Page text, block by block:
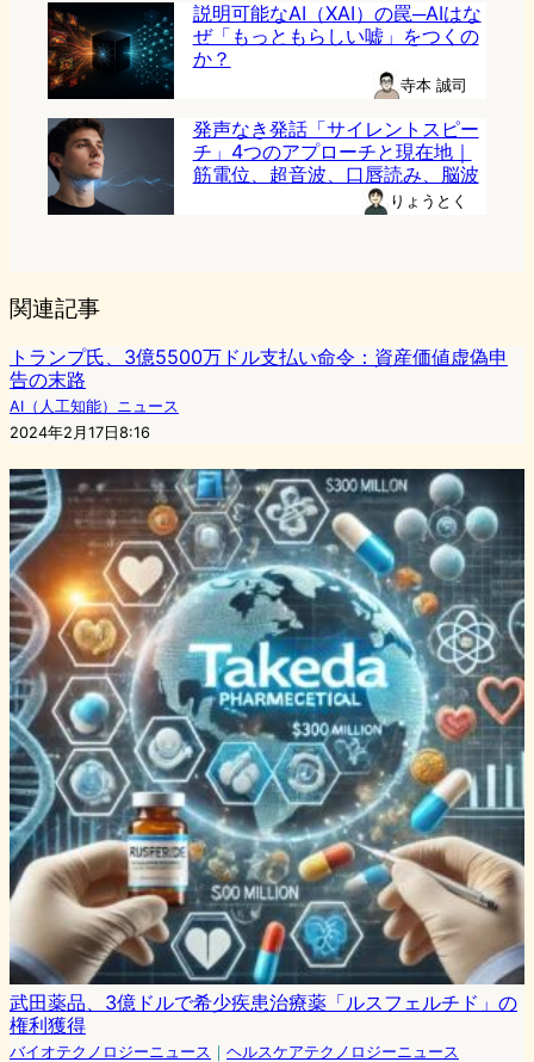
説明可能なAI（XAI）の罠─AIはな
ぜ「もっともらしい嘘」をつくの
か？
寺本 誠司
発声なき発話「サイレントスピー
チ」4つのアプローチと現在地｜
筋電位、超音波、口唇読み、脳波
りょうとく
関連記事
トランプ氏、3億5500万ドル支払い命令：資産価値虚偽申
告の末路
AI（人工知能）ニュース
2024年2月17日8:16
武田薬品、3億ドルで希少疾患治療薬「ルスフェルチド」の
権利獲得
バイオテクノロジーニュース ｜ ヘルスケアテクノロジーニュース